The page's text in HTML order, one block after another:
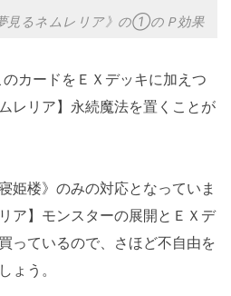
夢見るネムレリア》の①のＰ効果
カードをＥＸデッキに加えつ
レリア】永続魔法を置くことが
姫楼》のみの対応となっていま
ア】モンスターの展開とＥＸデ
っているので、さほど不自由を
ょう。